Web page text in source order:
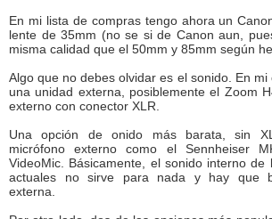
En mi lista de compras tengo ahora un
lente de 35mm (no se si de Canon aun,
misma calidad que el 50mm y 85mm según
Algo que no debes olvidar es el sonido. En
una unidad externa, posiblemente el Zoom
externo con conector XLR.
Una opción de onido más barata, sin
micrófono externo como el Sennheiser
VideoMic. Básicamente, el sonido interno de
actuales no sirve para nada y hay que
externa.